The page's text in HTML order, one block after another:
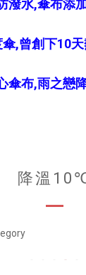
潑水,傘布添
,曾創下10
傘布,雨之戀
降溫